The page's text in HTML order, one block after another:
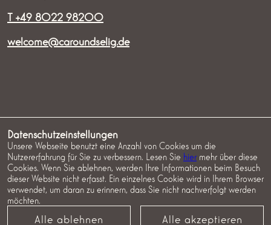
T +49 8022 98200
welcome@caroundselig.de
IMPRESSUM DATENSCHUTZ
AGB EVENTS
COOKIES
Datenschutzeinstellungen
Unsere Webseite benutzt eine Anzahl von Cookies um die
Nutzererfahrung für Sie zu verbessern. Lesen Sie hier mehr über diese
Cookies. Wenn Sie ablehnen, werden Ihre Informationen beim Besuch
dieser Website nicht erfasst. Ein einzelnes Cookie wird in Ihrem Browser
verwendet, um daran zu erinnern, dass Sie nicht nachverfolgt werden
möchten.
Alle ablehnen Alle akzeptieren